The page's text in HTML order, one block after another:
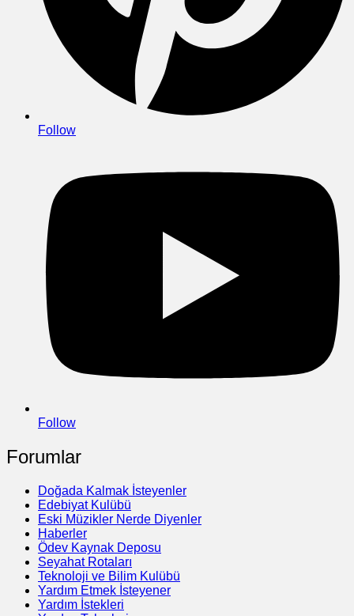
Follow
Follow
Forumlar
Doğada Kalmak İsteyenler
Edebiyat Kulübü
Eski Müzikler Nerde Diyenler
Haberler
Ödev Kaynak Deposu
Seyahat Rotaları
Teknoloji ve Bilim Kulübü
Yardım Etmek İsteyener
Yardım İstekleri